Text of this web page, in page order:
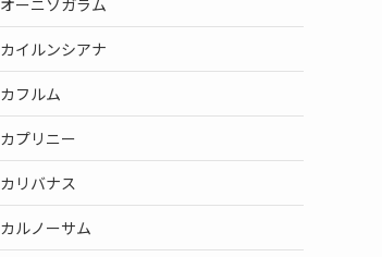
カイルンシアナ
カフルム
カプリニー
カリバナス
カルノーサム